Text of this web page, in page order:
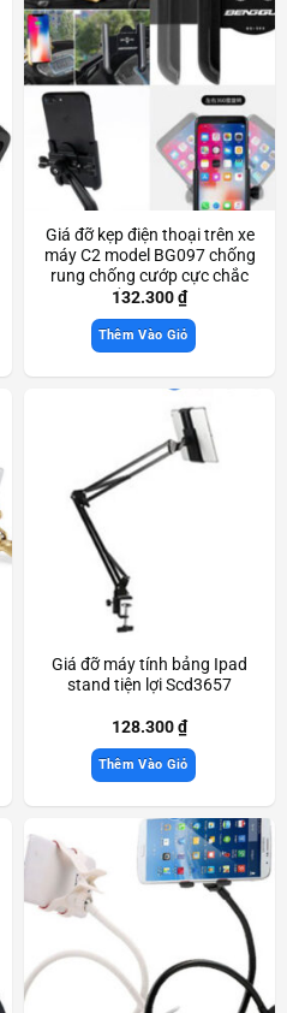
Giá đỡ kẹp điện thoại trên xe
máy C2 model BG097 chống
rung chống cướp cực chắc
chắn Scd3357
132.300₫
Thêm Vào Giỏ
Giá đỡ máy tính bảng Ipad
stand tiện lợi Scd3657
128.300₫
Thêm Vào Giỏ